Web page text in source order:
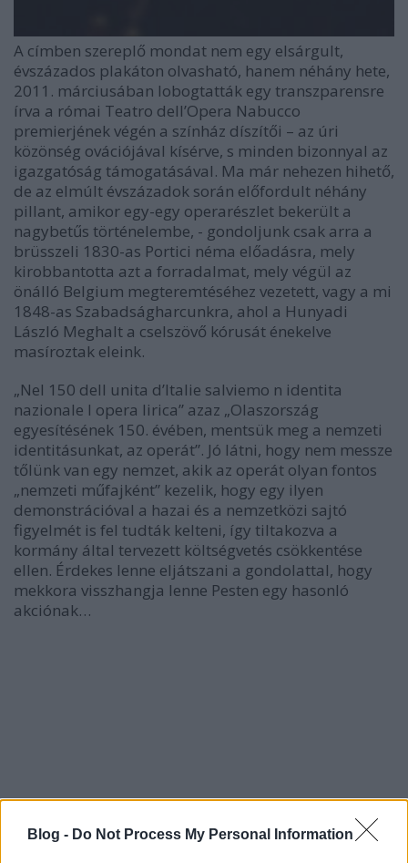
Blog - Do Not Process My Personal Information
A címben szereplő mondat nem egy elsárgult,
évszázados plakáton olvasható, hanem néhány hete,
2011. márciusában lobogtatták egy transzparensre
írva a római Teatro dell’Opera Nabucco
premierjének végén a színház díszítői – az úri
közönség ovációjával kísérve, s minden bizonnyal az
igazgatóság támogatásával. Ma már nehezen hihető,
de az elmúlt évszázadok során előfordult néhány
pillant, amikor egy-egy operarészlet bekerült a
nagybetűs történelembe, - gondoljunk csak arra a
brüsszeli 1830-as Portici néma előadásra, mely
kirobbantotta azt a forradalmat, mely végül az
önálló Belgium megteremtéséhez vezetett, vagy a mi
1848-as Szabadságharcunkra, ahol a Hunyadi
László Meghalt a cselszövő kórusát énekelve
masíroztak eleink.
„Nel 150 dell unita d’Italie salviemo n identita
nazionale l opera lirica” azaz „Olaszország
egyesítésének 150. évében, mentsük meg a nemzeti
identitásunkat, az operát”. Jó látni, hogy nem messze
tőlünk van egy nemzet, akik az operát olyan fontos
„nemzeti műfajként” kezelik, hogy egy ilyen
demonstrációval a hazai és a nemzetközi sajtó
figyelmét is fel tudták kelteni, így tiltakozva a
kormány által tervezett költségvetés csökkentése
ellen. Érdekes lenne eljátszani a gondolattal, hogy
mekkora visszhangja lenne Pesten egy hasonló
akciónak…